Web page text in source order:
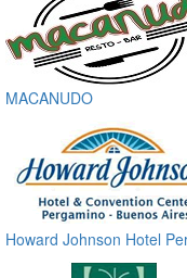
MACANUDO
Howard Johnson Hotel